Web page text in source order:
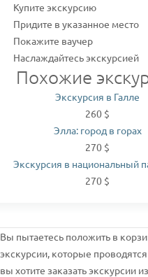
Купите экскурсию
Придите в указанное место
Покажите ваучер
Наслаждайтесь экскурсией
Похожие
Экскурсия в Галле
260 $
Элла: город в горах
270 $
Экскурсия в национальный
270 $
Вы пытаетесь положить в
экскурсии, которые
вы хотите заказать экскурсии